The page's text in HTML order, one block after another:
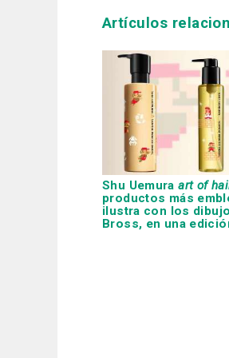
Artículos
Shu Uemuraart of
productos más
ilustra con los
Bross, en una